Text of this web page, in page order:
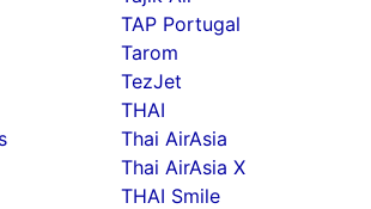
TAP Portugal
Tarom
TezJet
THAI
Thai AirAsia
Thai AirAsia X
THAI Smile